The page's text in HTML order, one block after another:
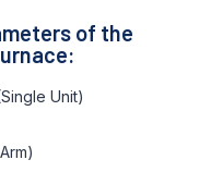
of the
Unit)